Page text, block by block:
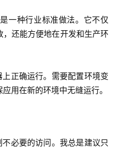
一种行业标准做法。它不仅
还能方便地在开发和生产环
正确运行。需要配置环境变
用在新的环境中无缝运行。
必要的访问。我总是建议只